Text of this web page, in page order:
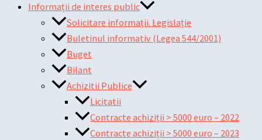
Informații de interes public
Solicitare informații. Legislație
Buletinul informativ (Legea 544/2001)
Buget
Bilant
Achizitii Publice
Licitatii
Contracte achiziții > 5000 euro – 2022
Contracte achiziții > 5000 euro – 2023